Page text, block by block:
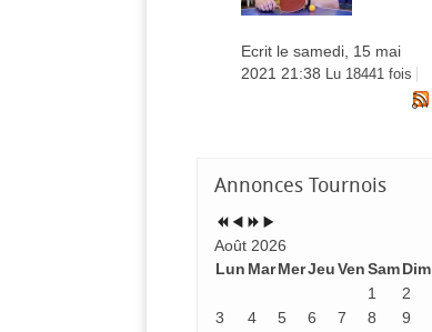
Ecrit le samedi, 15 mai
2021 21:38 Lu 18441 fois
Annonces Tournois
Août 2026
Lun MarMerJeuVenSamDim
1
2
3
4 5 6 7 8
9